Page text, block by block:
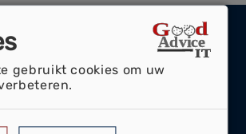
kunt u kennis maken met
onze expertise.
Portfolio Bekijken
gebruikt cookies om uw